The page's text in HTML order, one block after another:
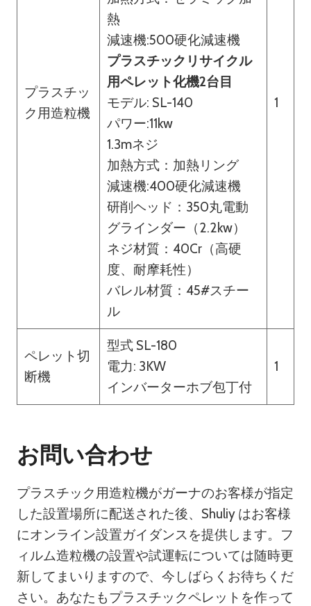
プラスチッ
ク用造粒機
熱
減速機:500硬化減速機
プラスチックリサイクル
用ペレット化機2台目
モデル: SL-140
パワー:11kw
1.3mネジ
加熱方式：加熱リング
減速機:400硬化減速機
研削ヘッド：350丸電動
グラインダー（2.2kw）
ネジ材質：40Cr（高硬
度、耐摩耗性）
バレル材質：45#スチー
ル
1
ペレット切
断機
型式 SL-180
電力: 3KW
インバーターホブ包丁付
1
お問い合わせ
プラスチック用造粒機がガーナのお客様が指定
した設置場所に配送された後、Shuliy はお客様
にオンライン設置ガイダンスを提供します。フ
ィルム造粒機の設置や試運転については随時更
新してまいりますので、今しばらくお待ちくだ
さい。あなたもプラスチックペレットを作って